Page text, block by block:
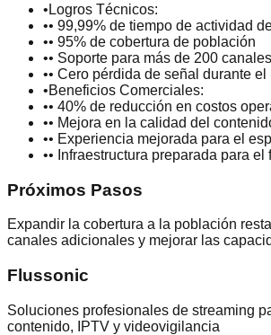
• Logros Técnicos:
•• 99,99% de tiempo de actividad
•• 95% de cobertura de población
•• Soporte para más de 200 canales
•• Cero pérdida de señal durante
•Beneficios Comerciales:
•• 40% de reducción en costos
•• Mejora en la calidad del
•• Experiencia mejorada para el
•• Infraestructura preparada para el
Próximos Pasos
Expandir la cobertura a la población
canales adicionales y mejorar las
Flussonic
Soluciones profesionales de streaming
contenido, IPTV y videovigilancia